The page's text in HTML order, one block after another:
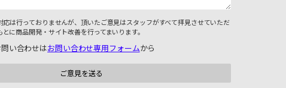
応は行っておりませんが、頂いたご意見はスタッフがすべて拝見させていただ
に商品開発・サイト改善を行ってまいります。
い合わせはお問い合わせ専用フォームから